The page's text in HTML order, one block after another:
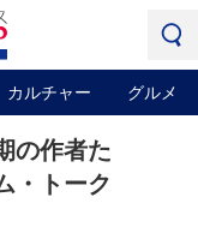
カルチャー グルメ
の作者た
・トーク